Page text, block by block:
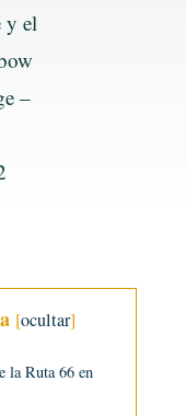
y el
–
[ocultar]
la Ruta 66 en